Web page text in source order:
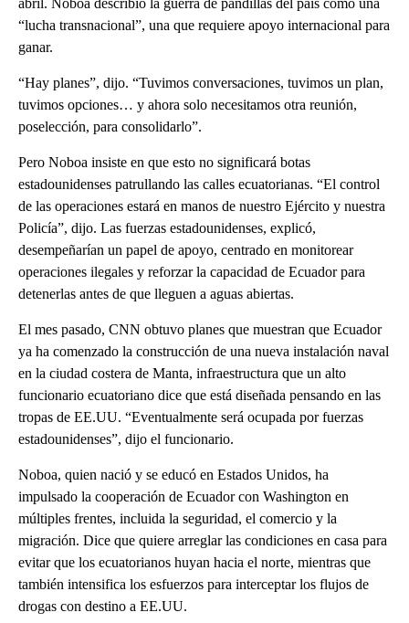
“lucha transnacional”, una que requiere apoyo internacional para
ganar.
“Hay planes”, dijo. “Tuvimos conversaciones, tuvimos un plan,
tuvimos opciones… y ahora solo necesitamos otra reunión,
poselección, para consolidarlo”.
Pero Noboa insiste en que esto no significará botas
estadounidenses patrullando las calles ecuatorianas. “El control
de las operaciones estará en manos de nuestro Ejército y nuestra
Policía”, dijo. Las fuerzas estadounidenses, explicó,
desempeñarían un papel de apoyo, centrado en monitorear
operaciones ilegales y reforzar la capacidad de Ecuador para
detenerlas antes de que lleguen a aguas abiertas.
El mes pasado, CNN obtuvo planes que muestran que Ecuador
ya ha comenzado la construcción de una nueva instalación naval
en la ciudad costera de Manta, infraestructura que un alto
funcionario ecuatoriano dice que está diseñada pensando en las
tropas de EE.UU. “Eventualmente será ocupada por fuerzas
estadounidenses”, dijo el funcionario.
Noboa, quien nació y se educó en Estados Unidos, ha
impulsado la cooperación de Ecuador con Washington en
múltiples frentes, incluida la seguridad, el comercio y la
migración. Dice que quiere arreglar las condiciones en casa para
evitar que los ecuatorianos huyan hacia el norte, mientras que
también intensifica los esfuerzos para interceptar los flujos de
drogas con destino a EE.UU.